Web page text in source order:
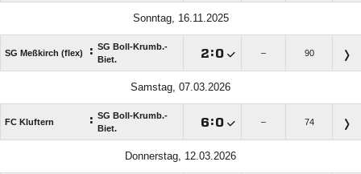
Sonntag, 16.11.2025
SG Meßkirch (flex) : SG Boll-Krumb.-
Biet.
: – 90
Samstag, 07.03.2026
FC Kluftern : SG Boll-Krumb.-
Biet.
: – 74
Donnerstag, 12.03.2026